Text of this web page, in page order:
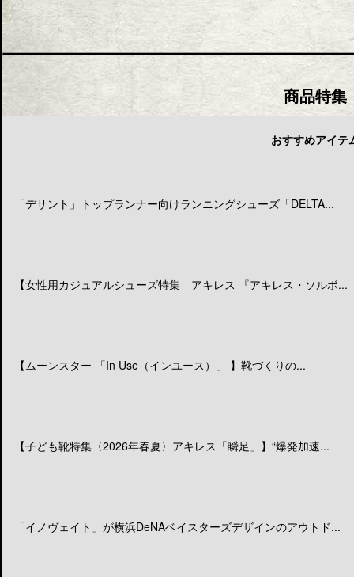
商品特集
おすすめアイテ
「デサント」トップランナー向けランニングシューズ「DELTA...
【女性用カジュアルシューズ特集 アキレス 『アキレス・ソルボ...
【ムーンスター 「In Use（インユース）」 】靴づくりの...
【子ども靴特集〈2026年春夏〉アキレス「瞬足」】“爆発加速...
「イノヴェイト」が横浜DeNAベイスターズデザインのアウトド...